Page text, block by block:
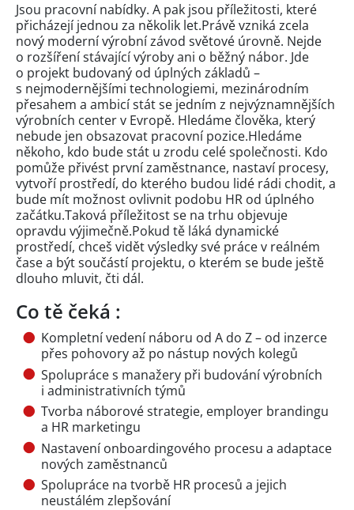
Jsou pracovní nabídky. A pak jsou příležitosti, které
přicházejí jednou za několik let.Právě vzniká zcela
nový moderní výrobní závod světové úrovně. Nejde
o rozšíření stávající výroby ani o běžný nábor. Jde
o projekt budovaný od úplných základů –
s nejmodernějšími technologiemi, mezinárodním
přesahem a ambicí stát se jedním z nejvýznamnějších
výrobních center v Evropě. Hledáme člověka, který
nebude jen obsazovat pracovní pozice.Hledáme
někoho, kdo bude stát u zrodu celé společnosti. Kdo
pomůže přivést první zaměstnance, nastaví procesy,
vytvoří prostředí, do kterého budou lidé rádi chodit, a
bude mít možnost ovlivnit podobu HR od úplného
začátku.Taková příležitost se na trhu objevuje
opravdu výjimečně.Pokud tě láká dynamické
prostředí, chceš vidět výsledky své práce v reálném
čase a být součástí projektu, o kterém se bude ještě
dlouho mluvit, čti dál.
Co tě čeká :
Kompletní vedení náboru od A do Z – od inzerce
přes pohovory až po nástup nových kolegů
Spolupráce s manažery při budování výrobních
i administrativních týmů
Tvorba náborové strategie, employer brandingu
a HR marketingu
Nastavení onboardingového procesu a adaptace
nových zaměstnanců
Spolupráce na tvorbě HR procesů a jejich
neustálém zlepšování